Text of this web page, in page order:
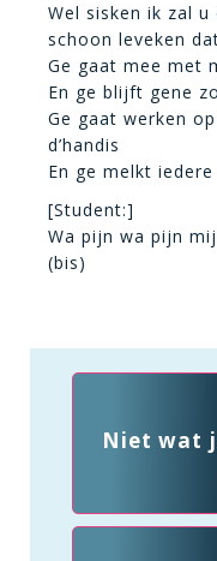
Wel sisken ik zal
schoon leveken
Ge gaat mee met
En ge blijft gene
Ge gaat werken
d’handis
En ge melkt
[Student:]
Wa pijn wa pijn
(bis)
Niet wat